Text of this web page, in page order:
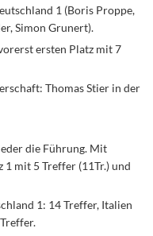
1 (Boris Proppe,
Simon Grunert).
ersten Platz mit 7
Thomas Stier in der
die Führung. Mit
1 mit 5 Treffer (11Tr.) und
1: 14 Treffer, Italien